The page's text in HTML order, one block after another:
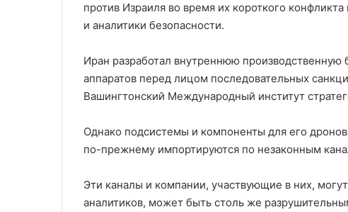
против Израиля во время их короткого
и аналитики безопасности.
Иран разработал внутреннюю производственную
аппаратов перед лицом последовательных
Вашингтонский Международный институт
Однако подсистемы и компоненты для его
по-прежнему импортируются по незаконным
Эти каналы и компании, участвующие в них,
аналитиков, может быть столь же